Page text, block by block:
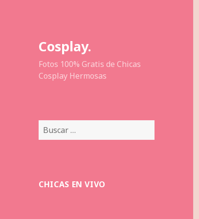
Cosplay.
Fotos 100% Gratis de Chicas
Cosplay Hermosas
Buscar:
CHICAS EN VIVO